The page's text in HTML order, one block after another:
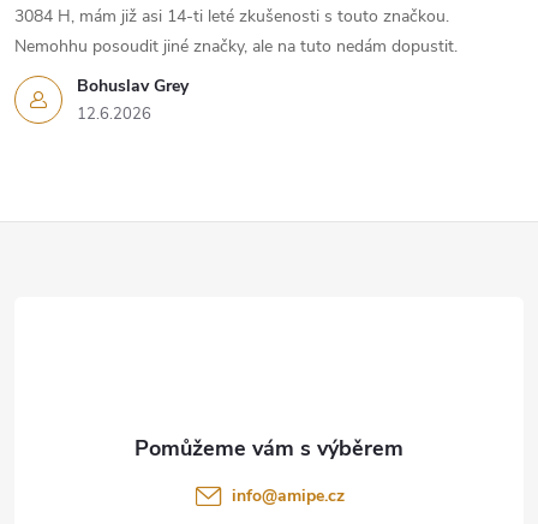
Bohuslav Grey
12.6.2026
3084 H, mám již asi 14-ti leté zkušenosti s touto značkou.
Nemohhu posoudit jiné značky, ale na tuto nedám dopustit.
info@amipe.cz